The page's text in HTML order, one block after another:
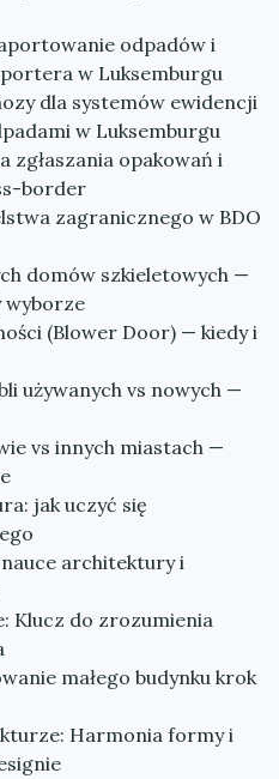
odpadów i
w Luksemburgu
dla systemów ewidencji
w Luksemburgu
zgłaszania opakowań i
border
zagranicznego w BDO
domów szkieletowych —
wyborze
(Blower Door) — kiedy i
używanych vs nowych —
vs innych miastach —
jak uczyć się
nauce architektury i
Klucz do zrozumienia
małego budynku krok
Harmonia formy i